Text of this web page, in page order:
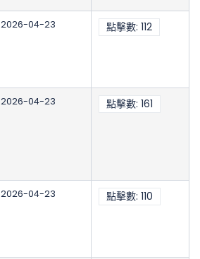
2026-04-23 點擊數: 112
2026-04-23 點擊數: 161
2026-04-23 點擊數: 110